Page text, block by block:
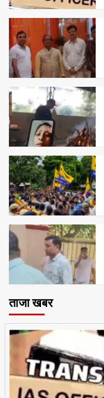
ताजा खबर